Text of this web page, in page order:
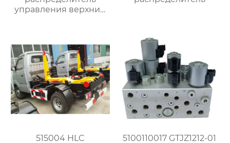
управления верхним
515004 HLC
5100110017 GTJZ1212-01